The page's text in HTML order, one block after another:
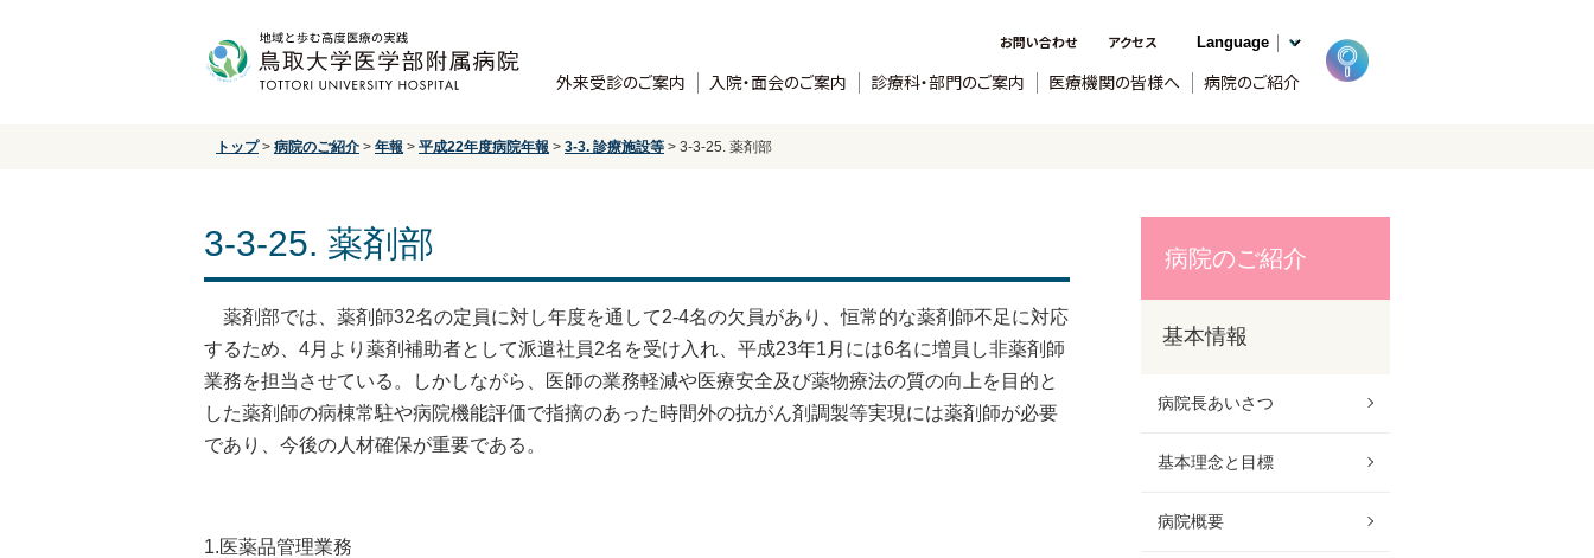
お問い合わせ アクセス
外来受診のご案内 入院・面会のご案内 診療科・部門のご案内 医療機関の皆様へ 病院のご紹介
トップ > 病院のご紹介 > 年報 > 平成22年度病院年報 > 3-3. 診療施設等 > 3-3-25. 薬剤部
3-3-25. 薬剤部
薬剤部では、薬剤師32名の定員に対し年度を通して2-4名の欠員があり、恒常的な薬剤師不足に対応
するため、4月より薬剤補助者として派遣社員2名を受け入れ、平成23年1月には6名に増員し非薬剤師
業務を担当させている。しかしながら、医師の業務軽減や医療安全及び薬物療法の質の向上を目的と
した薬剤師の病棟常駐や病院機能評価で指摘のあった時間外の抗がん剤調製等実現には薬剤師が必要
であり、今後の人材確保が重要である。
1.医薬品管理業務
病院のご紹介
基本情報
病院長あいさつ
基本理念と目標
病院概要